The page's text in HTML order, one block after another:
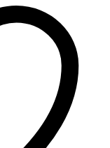
вариаций.
Опции
можно
выбрать
на
странице
товара.